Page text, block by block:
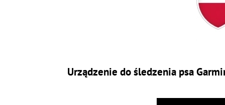
Urządzenie do śledzenia psa